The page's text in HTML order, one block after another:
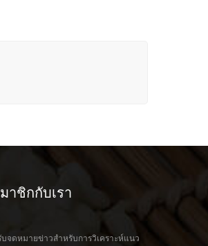
าชิกกับเรา
จดหมายข่าวสำหรับการวิเคราะห์แนว